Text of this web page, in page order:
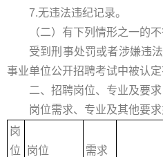
7.无违法违纪记录。
（二）有下列情形之一的
受到刑事处罚或者涉嫌违
事业单位公开招聘考试中被认
二、招聘岗位、专业及要求
岗位需求、专业及其他要求
岗
位
岗位 需求